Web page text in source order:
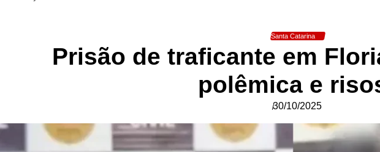
Santa Catarina
Prisão de traficante em
polêmica e
30/10/2025